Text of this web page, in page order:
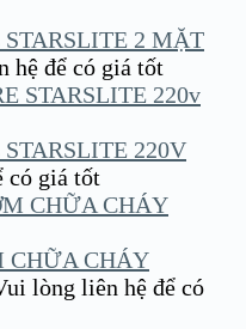
2 MẶT
hệ để có giá tốt
220V
có giá tốt
CHỮA CHÁY
lòng liên hệ để có